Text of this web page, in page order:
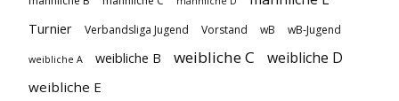
Turnier Verbandsliga Jugend Vorstand wB wB-Jugend
weibliche A weibliche B weibliche C weibliche D
weibliche E